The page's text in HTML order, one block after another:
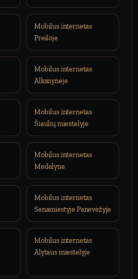
Mobilus internetas
Preiloje
Mobilus internetas
Alksnynėje
Mobilus internetas
Šiaulių miestelyje
Mobilus internetas
Medelyne
Mobilus internetas
Senamiestyje Panevėžyje
Mobilus internetas
Alytaus miestelyje